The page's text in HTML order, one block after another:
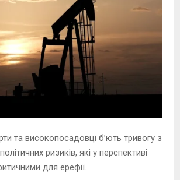
та високопосадовці бʼють тривогу з
ризиків, які у перспективі
для ерефії.